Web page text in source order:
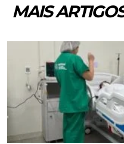
MAIS